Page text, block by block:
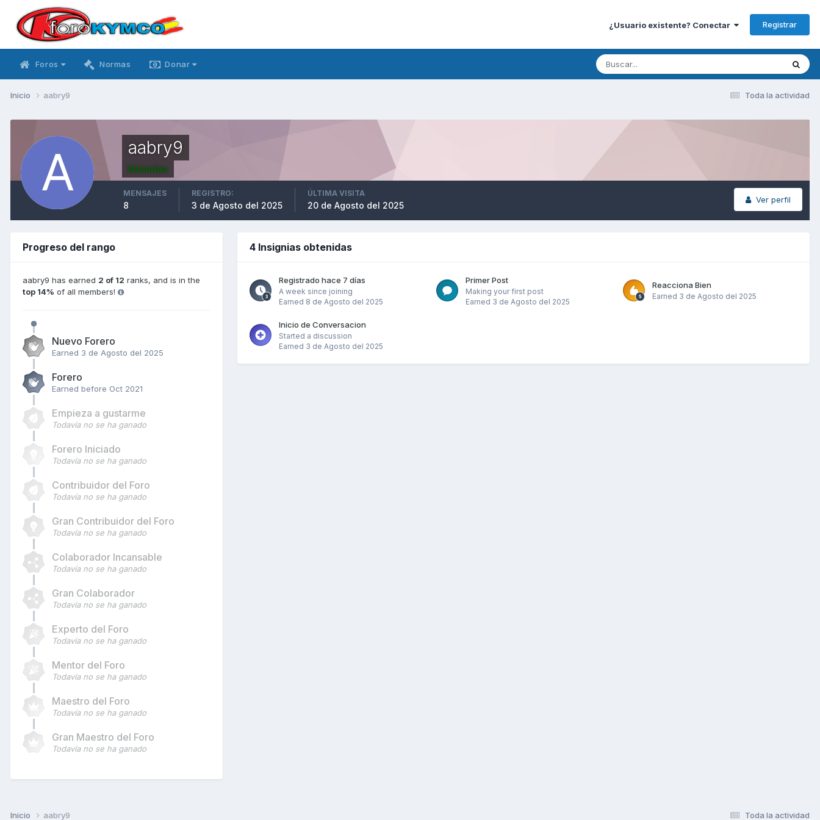
¿Usuario existente? Conectar Registrar
Foros Normas Donar
Toda la actividad
Inicio aabry9
aabry9
Usuarios
Ver perfil
MENSAJES
8
REGISTRO:
3 de Agosto del 2025
ÚLTIMA VISITA
20 de Agosto del 2025
Progreso del rango
aabry9 has earned 2 of 12 ranks, and is in the
top 14% of all members!
Nuevo Forero
Earned 3 de Agosto del 2025
Forero
Earned before Oct 2021
Empieza a gustarme
Todavía no se ha ganado
Forero Iniciado
Todavía no se ha ganado
Contribuidor del Foro
Todavía no se ha ganado
Gran Contribuidor del Foro
Todavía no se ha ganado
Colaborador Incansable
Todavía no se ha ganado
Gran Colaborador
Todavía no se ha ganado
Experto del Foro
Todavía no se ha ganado
Mentor del Foro
Todavía no se ha ganado
Maestro del Foro
Todavía no se ha ganado
Gran Maestro del Foro
Todavía no se ha ganado
4 Insignias obtenidas
Registrado hace 7 días
A week since joining
Earned 8 de Agosto del 2025
Primer Post
Making your first post
Earned 3 de Agosto del 2025
Reacciona Bien
Earned 3 de Agosto del 2025
Inicio de Conversacion
Started a discussion
Earned 3 de Agosto del 2025
Toda la actividad
Inicio aabry9